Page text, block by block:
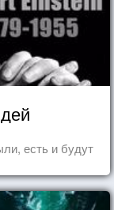
есть и будут